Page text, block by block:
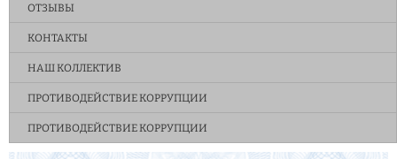
ОТЗЫВЫ
КОНТАКТЫ
НАШ КОЛЛЕКТИВ
ПРОТИВОДЕЙСТВИЕ КОРРУПЦИИ
ПРОТИВОДЕЙСТВИЕ КОРРУПЦИИ